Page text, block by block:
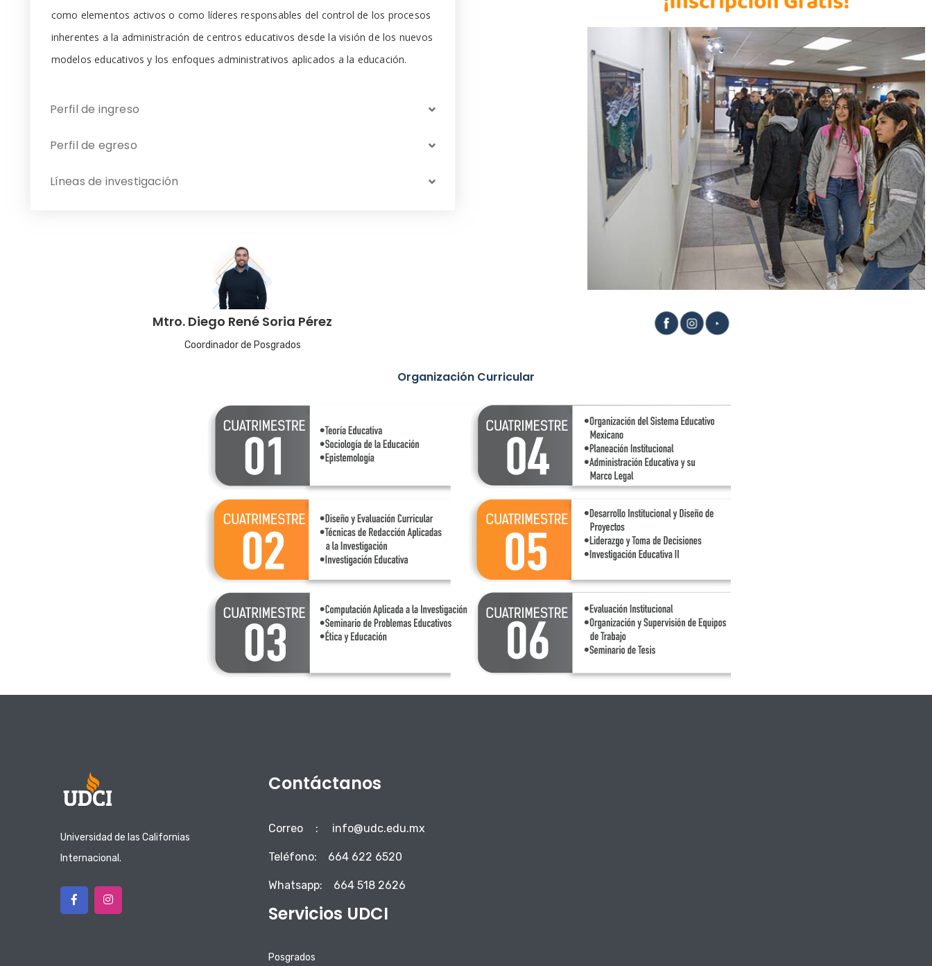
como elementos activos o como líderes responsables del control de los procesos
inherentes a la administración de centros educativos desde la visión de los nuevos
modelos educativos y los enfoques administrativos aplicados a la educación.
Perfil de ingreso
Perfil de egreso
Líneas de investigación
Mtro. Diego René Soria Pérez
Coordinador de Posgrados
Organización Curricular
Universidad de las Californias
Internacional.
Contáctanos
Correo : info@udc.edu.mx
Teléfono: 664 622 6520
Whatsapp: 664 518 2626
Servicios UDCI
Posgrados